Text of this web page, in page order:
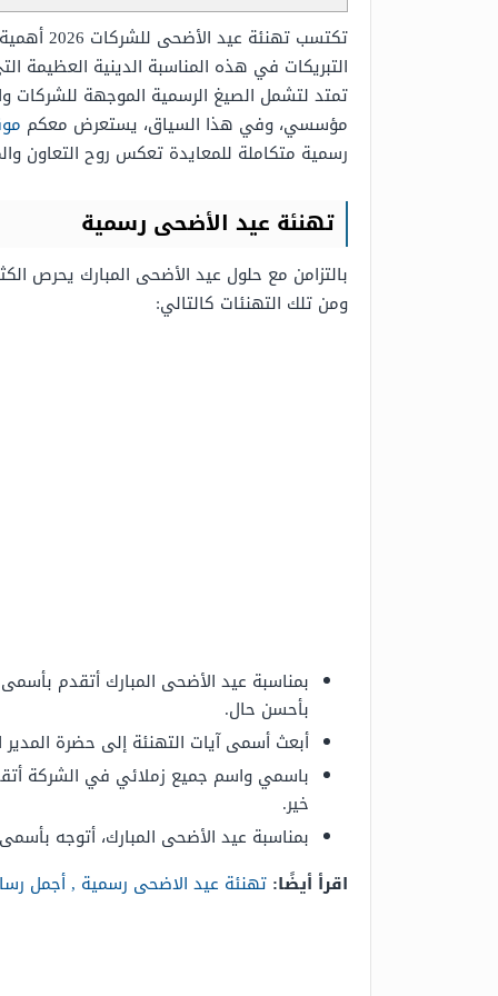
تكتسب
التبريكات في هذه المناسبة الدينية العظيمة
تمتد لتشمل الصيغ الرسمية الموجهة للشركات
مؤسسي، وفي هذا السياق، يستعرض معكم
رسمية متكاملة للمعايدة تعكس روح التعاون
تهنئة عيد الأضحى رسمية
بالتزامن مع حلول عيد الأضحى المبارك يحرص
ومن تلك التهنئات كالتالي:
بمناسبة عيد الأضحى المبارك أتقدم
بأحسن حال.
أبعث أسمى آيات التهنئة إلى حضرة المدير
باسمي واسم جميع زملائي في الشركة
خير.
بمناسبة عيد الأضحى المبارك، أتوجه
اقرأ أيضًا: تهنئة عيد الاضحى رسمية , أجمل